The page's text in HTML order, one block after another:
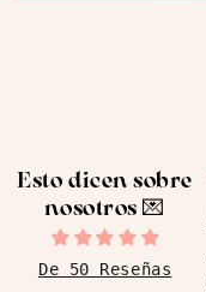
Esto dicen sobre
nosotros ​💌
De 50 Reseñas